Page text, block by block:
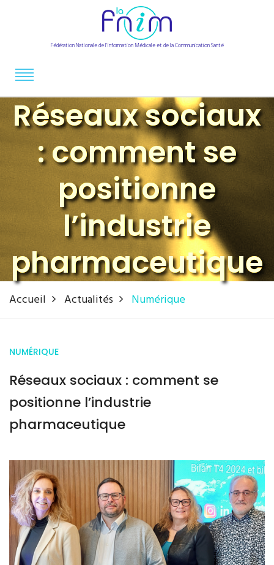
Fédération Nationale de l'Information Médicale et de la Communication Santé
Réseaux sociaux
: comment se
positionne
l’industrie
pharmaceutique
Accueil Actualités Numérique
NUMÉRIQUE
Réseaux sociaux : comment se
positionne l’industrie
pharmaceutique